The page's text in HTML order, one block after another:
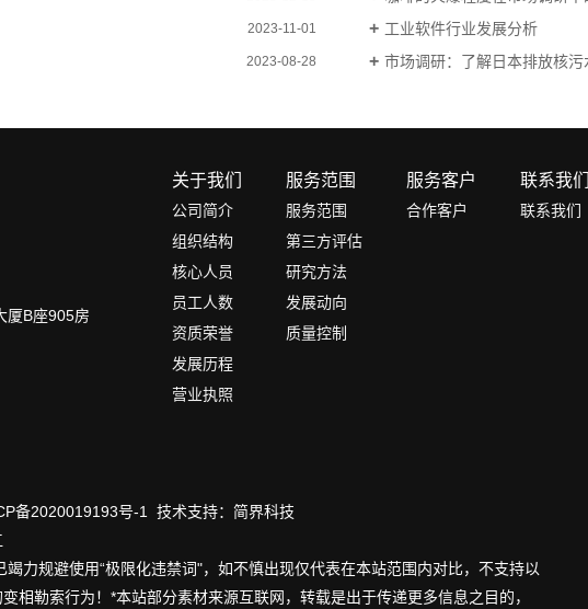
2023-11-01
工业软件行业发展分析
2023-08-28 市场调研：了解日本排放核污
厦B座905房
关于我们
公司简介
组织结构
核心人员
员工人数
资质荣誉
发展历程
营业执照
服务范围
服务范围
第三方评估
研究方法
发展动向
质量控制
服务客户
合作客户
联系我
联系我们
备2020019193号-1 技术支持： 简界科技
力规避使用“极限化违禁词"，如不慎出现仅代表在本站范围内对比，不支持以
相勒索行为！*本站部分素材来源互联网，转载是出于传递更多信息之目的，